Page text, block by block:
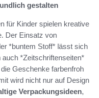
gestalten
für Kinder spielen kreative
Der Einsatz von
*buntem Stoff* lässt sich
*Zeitschriftenseiten*
Geschenke farbenfroh
wird nicht nur auf Design
Verpackungsideen,